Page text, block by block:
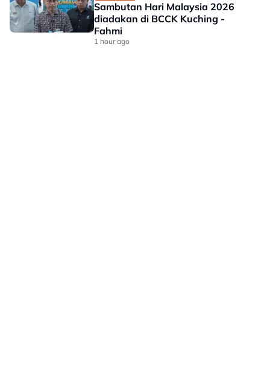
Sambutan Hari Malaysia 2026
diadakan di BCCK Kuching -
Fahmi
1 hour ago